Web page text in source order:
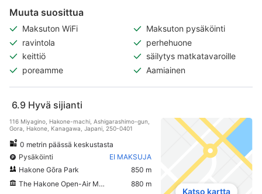
Muuta suosittua
Maksuton WiFi
Maksuton pysäköinti
ravintola
perhehuone
keittiö
säilytys matkatavaroille
poreamme
Aamiainen
6.9 Hyvä sijianti
116 Miyagino, Hakone-machi, Ashigarashimo-gun,
Gora, Hakone, Kanagawa, Japani, 250-0401
0 metrin päässä keskustasta
Pysäköinti
EI MAKSUJA
Hakone Gōra Park
850 m
The Hakone Open-Air Museum
880 m
Katso kartta